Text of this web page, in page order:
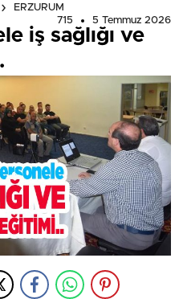
ERZURUM
715
5 Temmuz 2026
iş sağlığı ve